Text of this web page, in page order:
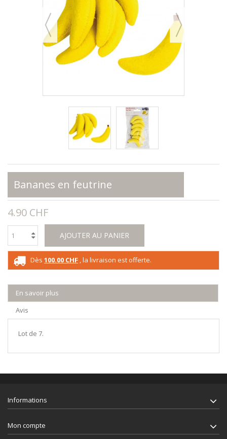
Bananes en feutrine
4.90 CHF
AJOUTER AU PANIER
Dès 100.00 CHF , la livraison est offerte.
En savoir plus
Avis
Lot de 7.
Informations
Mon compte